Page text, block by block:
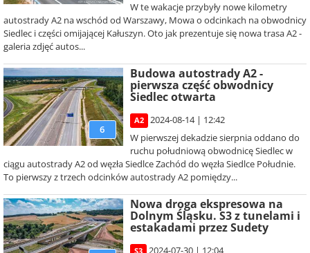
W te wakacje przybyły nowe kilometry
autostrady A2 na wschód od Warszawy, Mowa o odcinkach na obwodnicy
Siedlec i części omijającej Kałuszyn. Oto jak prezentuje się nowa trasa A2 -
galeria zdjęć autos...
6
Budowa autostrady A2 -
pierwsza część obwodnicy
Siedlec otwarta
A2
2024-08-14 | 12:42
W pierwszej dekadzie sierpnia oddano do
ruchu południową obwodnicę Siedlec w
ciągu autostrady A2 od węzła Siedlce Zachód do węzła Siedlce Południe.
To pierwszy z trzech odcinków autostrady A2 pomiędzy...
Nowa droga ekspresowa na
Dolnym Śląsku. S3 z tunelami i
estakadami przez Sudety
S3 2024-07-30 | 12:04